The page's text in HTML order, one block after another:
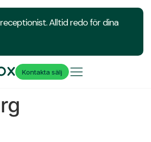
Alltid redo för dina
Kontakta sälj